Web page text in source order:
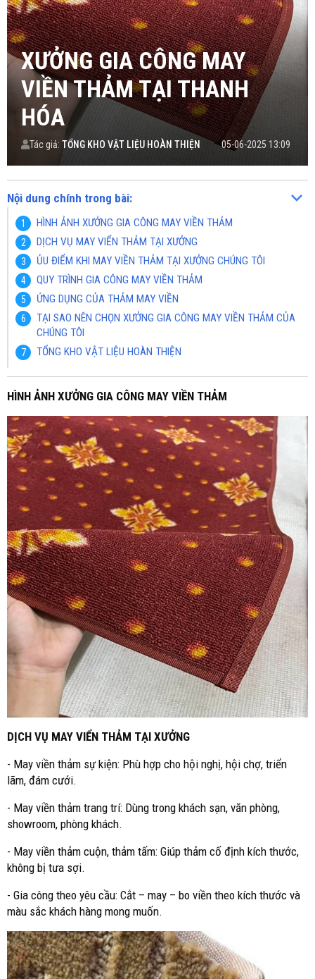
XƯỞNG GIA CÔNG MAY
VIỀN THẢM TẠI THANH
HÓA
Tác giả: TỔNG KHO VẬT LIỆU HOÀN THIỆN 05-06-2025 13:09
Nội dung chính trong bài:
HÌNH ẢNH XƯỞNG GIA CÔNG MAY VIỀN THẢM
DỊCH VỤ MAY VIỂN THẢM TẠI XƯỞNG
ỦU ĐIỂM KHI MAY VIỀN THẢM TẠI XƯỞNG CHÚNG TÔI
QUY TRÌNH GIA CÔNG MAY VIỀN THẢM
ỨNG DỤNG CỦA THẢM MAY VIỀN
TẠI SAO NÊN CHỌN XƯỞNG GIA CÔNG MAY VIỀN THẢM CỦA
CHÚNG TÔI
TỔNG KHO VẬT LIỆU HOÀN THIỆN
HÌNH ẢNH XƯỞNG GIA CÔNG MAY VIỀN THẢM
DỊCH VỤ MAY VIỂN THẢM TẠI XƯỞNG
- May viền thảm sự kiện: Phù hợp cho hội nghị, hội chợ, triển
lãm, đám cưới.
- May viền thảm trang trí: Dùng trong khách sạn, văn phòng,
showroom, phòng khách.
- May viền thảm cuộn, thảm tấm: Giúp thảm cố định kích thước,
không bị tưa sợi.
- Gia công theo yêu cầu: Cắt – may – bo viền theo kích thước và
màu sắc khách hàng mong muốn.